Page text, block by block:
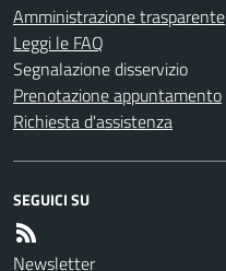
Amministrazione trasparente
Leggi le FAQ
Segnalazione disservizio
Prenotazione appuntamento
Richiesta d'assistenza
SEGUICI SU
Newsletter